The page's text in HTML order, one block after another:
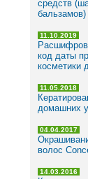
средств
11.10.2019
код даты
косметики
11.05.2018
домашних
04.04.2017
волос
14.03.2016